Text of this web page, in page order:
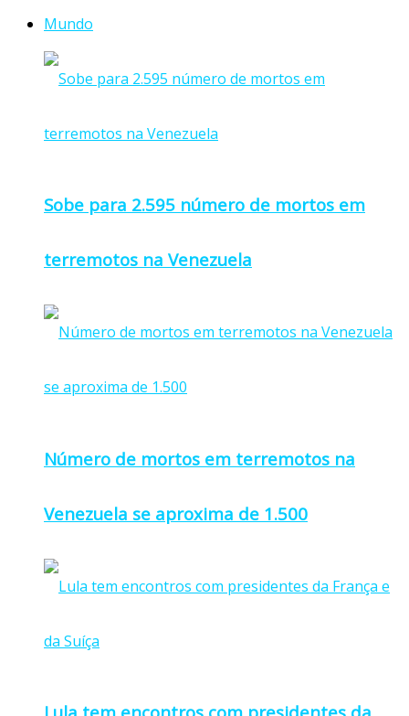
Mundo
Sobe para 2.595 número de mortos em
terremotos na Venezuela
Número de mortos em terremotos na
Venezuela se aproxima de 1.500